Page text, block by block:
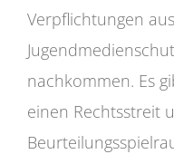
Verpflichtungen
nachkommen. Es
einen Rechtsstreit